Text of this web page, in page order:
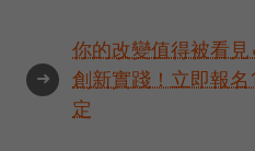
➜
你的改變值得被看
創新實踐！立即報
定